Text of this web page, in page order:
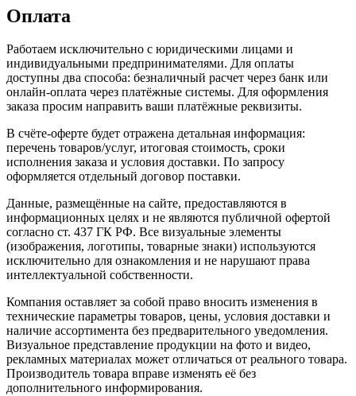
Оплата
Работаем исключительно с юридическими лицами и
индивидуальными предпринимателями. Для оплаты
доступны два способа: безналичный расчет через банк или
онлайн-оплата через платёжные системы. Для оформления
заказа просим направить ваши платёжные реквизиты.
В счёте-оферте будет отражена детальная информация:
перечень товаров/услуг, итоговая стоимость, сроки
исполнения заказа и условия доставки. По запросу
оформляется отдельный договор поставки.
Данные, размещённые на сайте, предоставляются в
информационных целях и не являются публичной офертой
согласно ст. 437 ГК РФ. Все визуальные элементы
(изображения, логотипы, товарные знаки) используются
исключительно для ознакомления и не нарушают права
интеллектуальной собственности.
Компания оставляет за собой право вносить изменения в
технические параметры товаров, цены, условия доставки и
наличие ассортимента без предварительного уведомления.
Визуальное представление продукции на фото и видео,
рекламных материалах может отличаться от реального товара.
Производитель товара вправе изменять её без
дополнительного информирования.